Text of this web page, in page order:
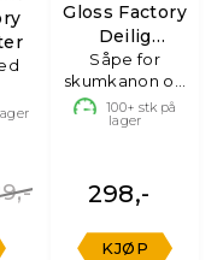
Gloss Factory
Deilig
Bilshampo
m/balsam
Såpe for
skumkanon og
bøtte, 3L
100+ stk på
lager
298,-
KJØP